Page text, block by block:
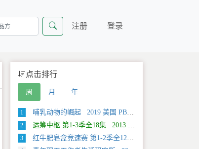
注册 登录
点击排行
周 月 年
1 哺乳动物的崛起 2019 美国 PBS 自然类纪录片
2 运筹中枢 第1-3季全18集 2013 美国 Discovery 科学类纪录片
3 红牛肥皂盒竞速赛 第1-2季全12集 2025 美国 Discovery 运动类纪录片